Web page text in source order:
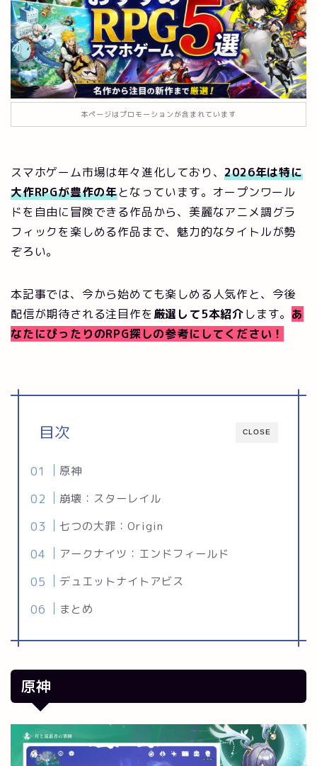
本ページはプロモーションが含まれています
スマホゲーム市場は年々進化しており、2026年は特に
大作RPGが豊作の年となっています。オープンワール
ドを自由に冒険できる作品から、美麗なアニメ調グラ
フィックを楽しめる作品まで、魅力的なタイトルが勢
ぞろい。
本記事では、今から始めても楽しめる人気作と、今後
配信が期待される注目作を 厳選して5本紹介します。 あ
なたにぴったりのRPG探しの参考にしてください！
CLOSE
目次
原神
崩壊：スターレイル
七つの大罪：Origin
アークナイツ：エンドフィールド
デュエットナイトアビス
まとめ
原神